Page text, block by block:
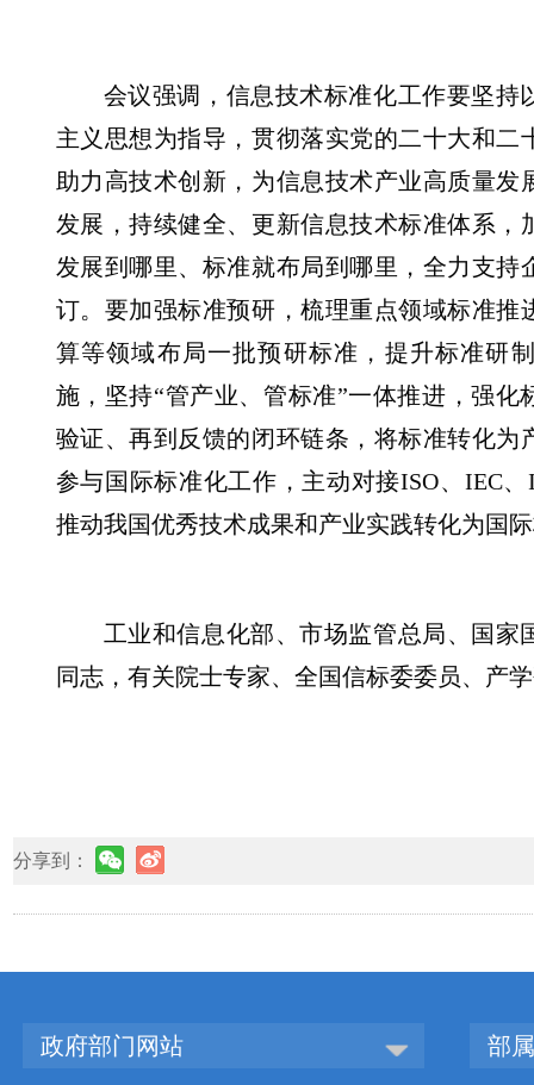
会议强调，信息技术标准化工作要坚持
主义思想为指导，贯彻落实党的二十大和二
助力高技术创新，为信息技术产业高质量发
发展，持续健全、更新信息技术标准体系，
发展到哪里、标准就布局到哪里，全力支持
订。要加强标准预研，梳理重点领域标准推
算等领域布局一批预研标准，提升标准研
施，坚持“管产业、管标准”一体推进，强化
验证、再到反馈的闭环链条，将标准转化为
参与国际标准化工作，主动对接ISO、IEC
推动我国优秀技术成果和产业实践转化为国
工业和信息化部、市场监管总局、国家
同志，有关院士专家、全国信标委委员、产
分享到：
政府部门网站 部